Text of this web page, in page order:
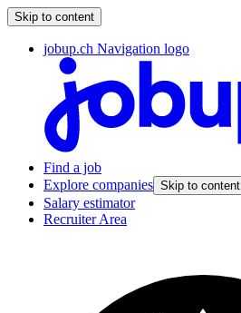
Skip to content
jobup.ch Navigation logo
Find a job
Explore companies Skip to content
Salary estimator
Recruiter Area